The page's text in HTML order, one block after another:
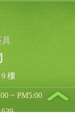
具
樓
~ PM5:00